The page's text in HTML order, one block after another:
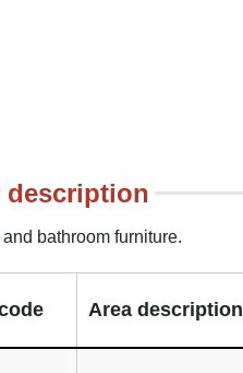
description
bathroom furniture.
Area description